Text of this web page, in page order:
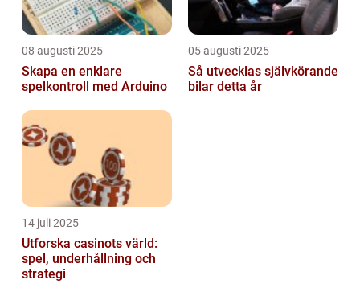
08 augusti 2025
Skapa en enklare
spelkontroll med Arduino
05 augusti 2025
Så utvecklas självkörande
bilar detta år
14 juli 2025
Utforska casinots värld:
spel, underhållning och
strategi